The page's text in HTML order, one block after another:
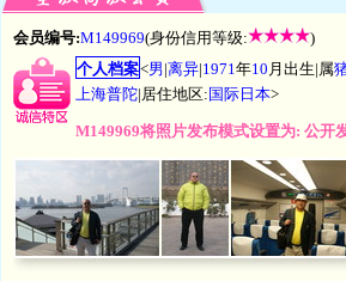
会员编号:M149969(身份信用等级:
)
个人档案<男|离异|1971年10 月出生|属
上海普陀|居住地区: 国际日本>
M149969将照片发布模式设置为: 公开